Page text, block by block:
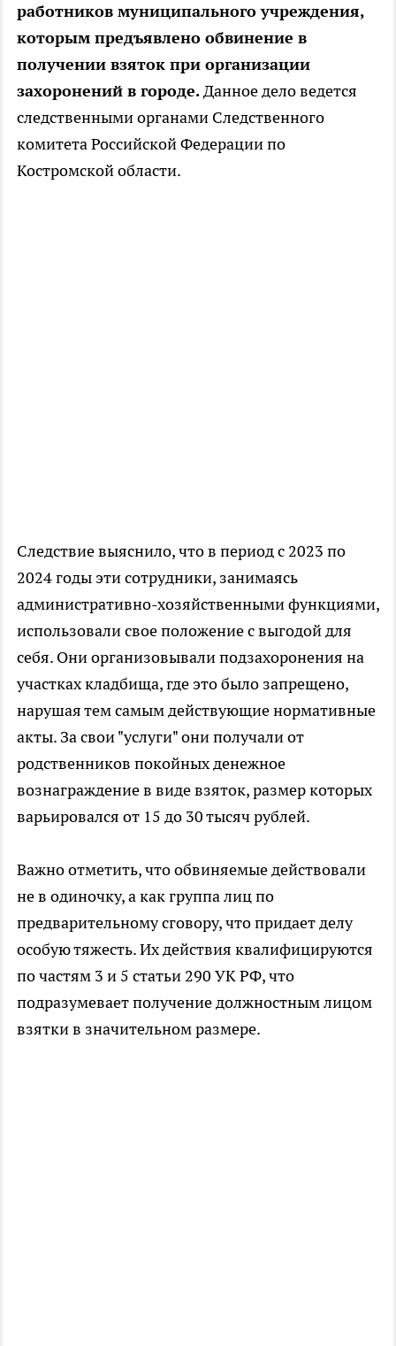
работников муниципального учреждения,
которым предъявлено обвинение в
получении взяток при организации
захоронений в городе.Данное дело ведется
следственными органами Следственного
комитета Российской Федерации по
Костромской области.
Следствие выяснило, что в период с 2023 по
2024 годы эти сотрудники, занимаясь
административно-хозяйственными функциями,
использовали свое положение с выгодой для
себя. Они организовывали подзахоронения на
участках кладбища, где это было запрещено,
нарушая тем самым действующие нормативные
акты. За свои "услуги" они получали от
родственников покойных денежное
вознаграждение в виде взяток, размер которых
варьировался от 15 до 30 тысяч рублей.
Важно отметить, что обвиняемые действовали
не в одиночку, а как группа лиц по
предварительному сговору, что придает делу
особую тяжесть. Их действия квалифицируются
по частям 3 и 5 статьи 290 УК РФ, что
подразумевает получение должностным лицом
взятки в значительном размере.